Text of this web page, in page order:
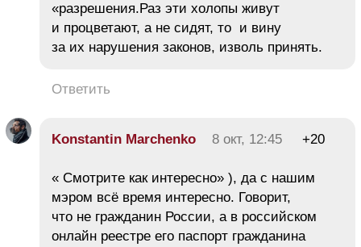
«разрешения.Раз эти холопы живут
и процветают, а не сидят, то и вину
за их нарушения законов, изволь принять.
Ответить
Konstantin Marchenko 8 окт, 12:45 +20
« Смотрите как интересно» ), да с нашим
мэром всё время интересно. Говорит,
что не гражданин России, а в российском
онлайн реестре его паспорт гражданина